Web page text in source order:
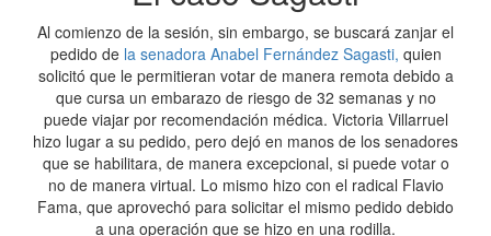
Al comienzo de la sesión, sin embargo, se buscará zanjar el
pedido de la senadora Anabel Fernández Sagasti, quien
solicitó que le permitieran votar de manera remota debido a
que cursa un embarazo de riesgo de 32 semanas y no
puede viajar por recomendación médica. Victoria Villarruel
hizo lugar a su pedido, pero dejó en manos de los senadores
que se habilitara, de manera excepcional, si puede votar o
no de manera virtual. Lo mismo hizo con el radical Flavio
Fama, que aprovechó para solicitar el mismo pedido debido
a una operación que se hizo en una rodilla.